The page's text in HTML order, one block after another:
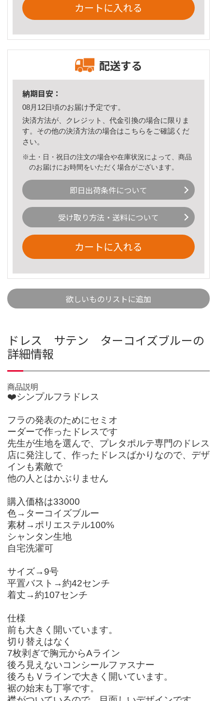
カートに入れる
配送する
納期目安：
08月12日頃のお届け予定です。
決済方法が、クレジット、代金引換の場合に限りま
す。その他の決済方法の場合はこちら をご確認くだ
さい。
※土・日・祝日の注文の場合や在庫状況によって、商品
のお届けにお時間をいただく場合がございます。
即日出荷条件について
受け取り方法・送料について
カートに入れる
欲しいものリストに追加
ドレス サテン ターコイズブルーの
詳細情報
商品説明
❤️シンプルフラドレス
フラの発表のためにセミオ
ーダーで作ったドレスです
先生が生地を選んで、プレタポルテ専門のドレス
店に発注して、作ったドレスばかりなので、デザ
インも素敵で
他の人とはかぶりません
購入価格は33000
色→ターコイズブルー
素材→ポリエステル100%
シャンタン生地
自宅洗濯可
サイズ→9号
平置バスト→約42センチ
着丈→約107センチ
仕様
前も大きく開いています。
切り替えはなく
7枚剥ぎで胸元からAライン
後ろ見えないコンシールファスナー
後ろもＶラインで大きく開いています。
裾の始末も丁寧です。